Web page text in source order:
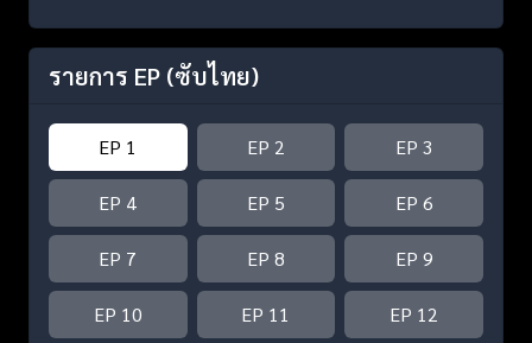
รายการ EP (ซับไทย)
EP 1 EP 2 EP 3
EP 4 EP 5 EP 6
EP 7 EP 8 EP 9
EP 10 EP 11 EP 12